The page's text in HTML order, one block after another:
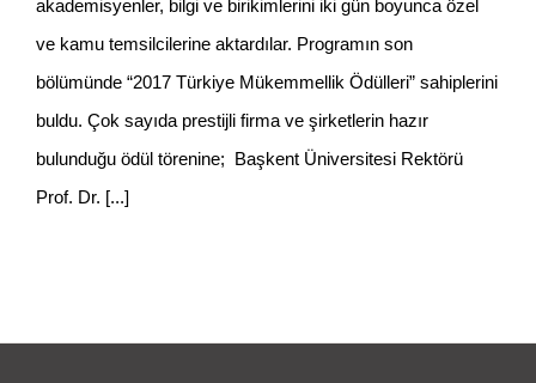
akademisyenler, bilgi ve birikimlerini iki gün boyunca özel
ve kamu temsilcilerine aktardılar. Programın son
bölümünde “2017 Türkiye Mükemmellik Ödülleri” sahiplerini
buldu. Çok sayıda prestijli firma ve şirketlerin hazır
bulunduğu ödül törenine; Başkent Üniversitesi Rektörü
Prof. Dr. [...]